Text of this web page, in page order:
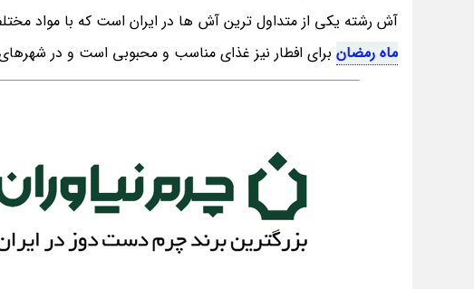
آش رشته یکی از متداول ترین آش ها در ایران است که با مواد
ماه رمضان برای افطار نیز غذای مناسب و محبوبی است و در